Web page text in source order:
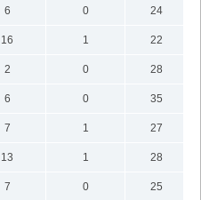
6 0
24
16 1
22
2 0
28
6 0
35
7 1
27
13 1
28
7 0
25